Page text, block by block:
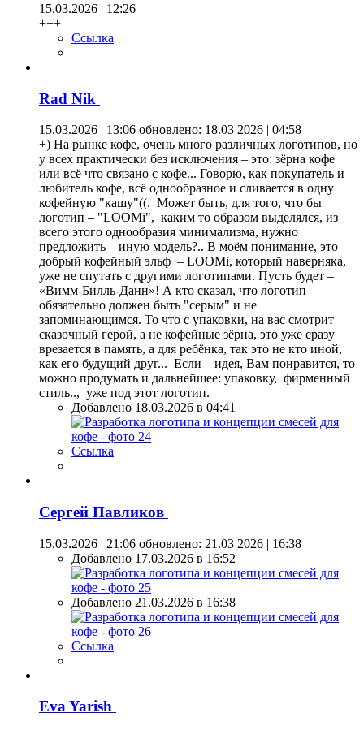
15.03.2026 | 12:26
+++
Ссылка
Rad Nik
15.03.2026 | 13:06 обновлено: 18.03 2026 | 04:58
+) На рынке кофе, очень много различных логотипов, но
у всех практически без исключения – это: зёрна кофе
или всё что связано с кофе... Говорю, как покупатель и
любитель кофе, всё однообразное и сливается в одну
кофейную "кашу"((. Может быть, для того, что бы
логотип – "LOOMi", каким то образом выделялся, из
всего этого однообразия минимализма, нужно
предложить – иную модель?.. В моём понимание, это
добрый кофейный эльф – LOOMi, который наверняка,
уже не спутать с другими логотипами. Пусть будет –
«Вимм-Билль-Данн»! А кто сказал, что логотип
обязательно должен быть "серым" и не
запоминающимся. То что с упаковки, на вас смотрит
сказочный герой, а не кофейные зёрна, это уже сразу
врезается в память, а для ребёнка, так это не кто иной,
как его будущий друг... Если – идея, Вам понравится, то
можно продумать и дальнейшее: упаковку, фирменный
стиль.., уже под этот логотип.
Добавлено 18.03.2026 в 04:41
Ссылка
Сергей Павликов
15.03.2026 | 21:06 обновлено: 21.03 2026 | 16:38
Добавлено 17.03.2026 в 16:52
Добавлено 21.03.2026 в 16:38
Ссылка
Eva Yarish